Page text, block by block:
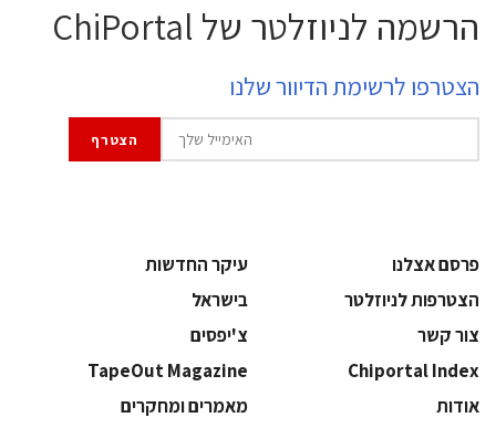
הרשמה לניוזלטר של ChiPortal
הצטרפו לרשימת הדיוור שלנו
פרסם אצלנו
עיקר החדשות
הצטרפות לניוזלטר
בישראל
צור קשר
צ'יפסים
Chiportal Index
TapeOut Magazine
אודות
מאמרים ומחקרים